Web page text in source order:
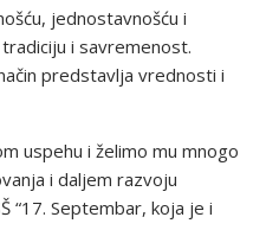
jednostavnošću i
i savremenost.
predstavlja vrednosti i
uspehu i želimo mu mnogo
i daljem razvoju
“17. Septembar, koja je i